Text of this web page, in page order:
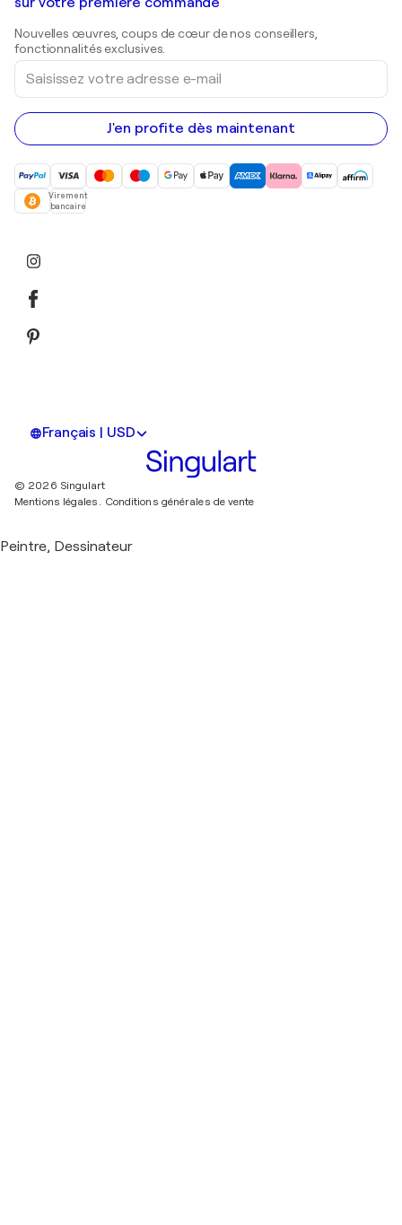
Estampes
Peintures acryliques
Nouvelles œuvres, coups de cœur de nos conseillers,
fonctionnalités exclusives.
Saisissez
votre
adresse
e-
mail
J'en profite dès maintenant
Virement
bancaire
Français | USD
© 2026 Singulart
Mentions légales. Conditions générales de vente
Peintre, Dessinateur